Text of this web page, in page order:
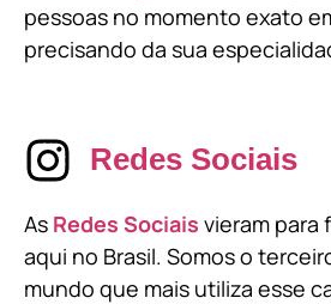
pessoas no momento exato
precisando da sua
Redes Sociais
As Redes Sociais vieram para
aqui no Brasil. Somos o
mundo que mais utiliza esse